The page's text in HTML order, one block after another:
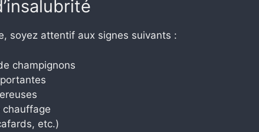
soyez attentif aux signes suivants :
champignons
etc.)